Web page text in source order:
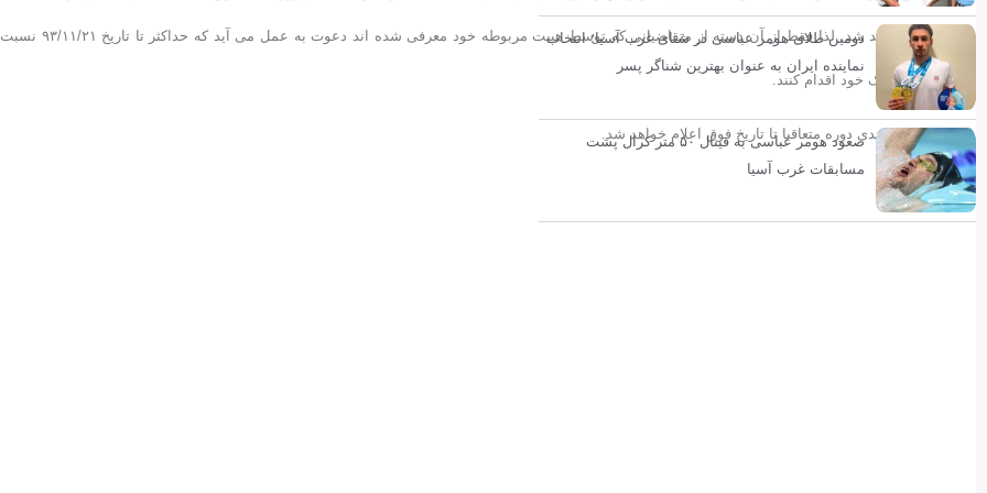
برگزار خواهد شد. لذا فقط از آن دسته از متقاضیانی که توسط هییت مربوطه خود معرفی شده اند
تکمیل مدارک خود اقدام کنند.
برنامه زمانبندی دوره متعاقبا تا تاریخ فوق اعلام خواهد شد.
دومین طلای هومر عباسی در شنای غرب آسیا؛ انتخاب
نماینده ایران به عنوان بهترین شناگر پسر
صعود هومر عباسی به فینال ۵۰ متر کرال پشت
مسابقات غرب آسیا